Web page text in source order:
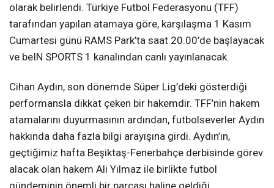
olarak belirlendi. Türkiye Futbol Federasyonu (TFF)
tarafından yapılan atamaya göre, karşılaşma 1 Kasım
Cumartesi günü RAMS Park’ta saat 20.00’de başlayacak
ve beIN SPORTS 1 kanalından canlı yayınlanacak.
Cihan Aydın, son dönemde Süper Lig’deki gösterdiği
performansla dikkat çeken bir hakemdir. TFF’nin hakem
atamalarını duyurmasının ardından, futbolseverler Aydın
hakkında daha fazla bilgi arayışına girdi. Aydın’ın,
geçtiğimiz hafta Beşiktaş-Fenerbahçe derbisinde görev
alacak olan hakem Ali Yılmaz ile birlikte futbol
gündeminin önemli bir parçası haline geldiği